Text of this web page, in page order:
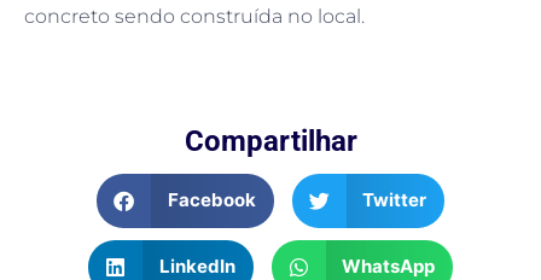
concreto sendo construída no local.
Compartilhar
Facebook Twitter
LinkedIn WhatsApp